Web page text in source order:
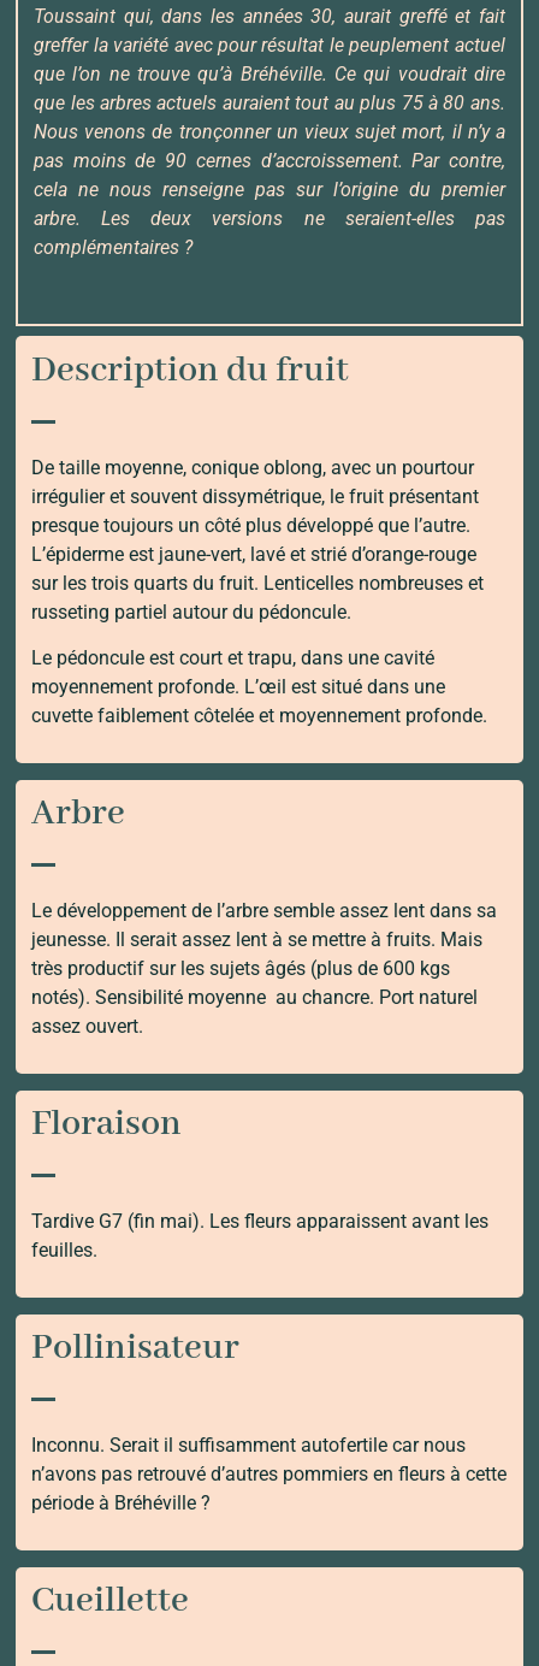
Toussaint qui, dans les années 30, aurait greffé et fait
greffer la variété avec pour résultat le peuplement actuel
que l’on ne trouve qu’à Bréhéville. Ce qui voudrait dire
que les arbres actuels auraient tout au plus 75 à 80 ans.
Nous venons de tronçonner un vieux sujet mort, il n’y a
pas moins de 90 cernes d’accroissement. Par contre,
cela ne nous renseigne pas sur l’origine du premier
arbre. Les deux versions ne seraient-elles pas
complémentaires ?
Description du fruit
De taille moyenne, conique oblong, avec un pourtour
irrégulier et souvent dissymétrique, le fruit présentant
presque toujours un côté plus développé que l’autre.
L’épiderme est jaune-vert, lavé et strié d’orange-rouge
sur les trois quarts du fruit. Lenticelles nombreuses et
russeting partiel autour du pédoncule.
Le pédoncule est court et trapu, dans une cavité
moyennement profonde. L’œil est situé dans une
cuvette faiblement côtelée et moyennement profonde.
Arbre
Le développement de l’arbre semble assez lent dans sa
jeunesse. Il serait assez lent à se mettre à fruits. Mais
très productif sur les sujets âgés (plus de 600 kgs
notés). Sensibilité moyenne au chancre. Port naturel
assez ouvert.
Floraison
Tardive G7 (fin mai). Les fleurs apparaissent avant les
feuilles.
Pollinisateur
Inconnu. Serait il suffisamment autofertile car nous
n’avons pas retrouvé d’autres pommiers en fleurs à cette
période à Bréhéville ?
Cueillette